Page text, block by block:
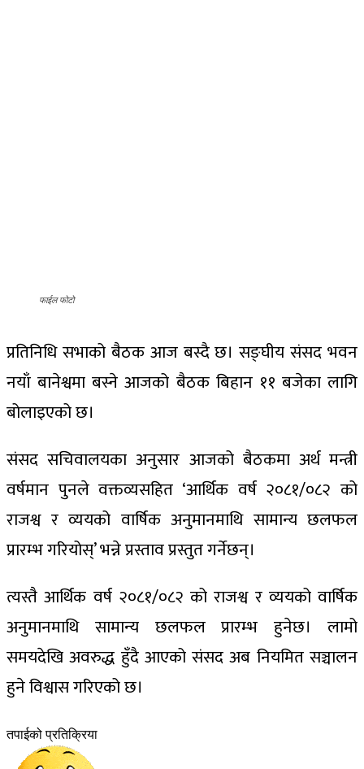
फाईल फोटो
प्रतिनिधि सभाको बैठक आज बस्दै छ। सङ्घीय संसद भवन
नयाँ बानेश्वमा बस्ने आजको बैठक बिहान ११ बजेका लागि
बोलाइएको छ।
संसद सचिवालयका अनुसार आजको बैठकमा अर्थ मन्त्री
वर्षमान पुनले वक्तव्यसहित ‘आर्थिक वर्ष २०८१/०८२ को
राजश्व र व्ययको वार्षिक अनुमानमाथि सामान्य छलफल
प्रारम्भ गरियोस्’ भन्ने प्रस्ताव प्रस्तुत गर्नेछन्।
त्यस्तै आर्थिक वर्ष २०८१/०८२ को राजश्व र व्ययको वार्षिक
अनुमानमाथि सामान्य छलफल प्रारम्भ हुनेछ। लामो
समयदेखि अवरुद्ध हुँदै आएको संसद अब नियमित सञ्चालन
हुने विश्वास गरिएको छ।
तपाईको प्रतिक्रिया